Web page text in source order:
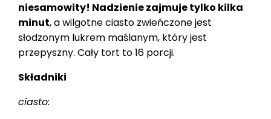
niesamowity! Nadzienie zajmuje tylko kilka
minut, a wilgotne ciasto zwieńczone jest
słodzonym lukrem maślanym, który jest
przepyszny. Cały tort to 16 porcji.
Składniki
ciasto: